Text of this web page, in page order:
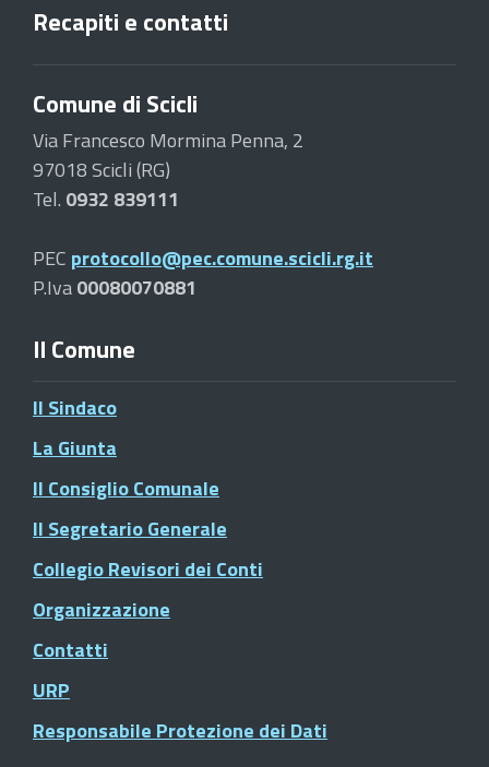
Recapiti e contatti
Comune di Scicli
Via Francesco Mormina Penna, 2
97018 Scicli (RG)
Tel. 0932 839111
PEC protocollo@pec.comune.scicli.rg.it
P.Iva00080070881
Il Comune
Il Sindaco
La Giunta
Il Consiglio Comunale
Il Segretario Generale
Collegio Revisori dei Conti
Organizzazione
Contatti
URP
Responsabile Protezione dei Dati